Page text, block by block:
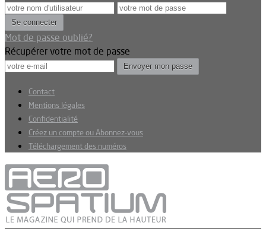
Mot de passe oublié?
Récupérer votre mot de passe
Contact
Mentions légales
Confidentialité
Créez un compte ou Abonnez-vous
Téléchargement des numéros